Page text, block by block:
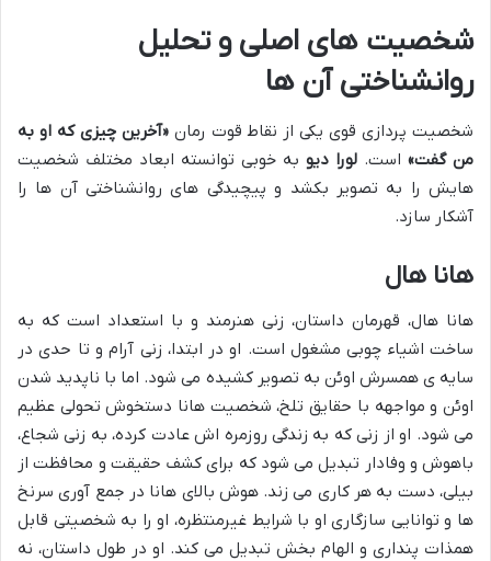
شخصیت های اصلی و تحلیل
روانشناختی آن ها
شخصیت پردازی قوی یکی از نقاط قوت رمان«آخرین چیزی که او به
من گفت» است. لورا دیو به خوبی توانسته ابعاد مختلف شخصیت
هایش را به تصویر بکشد و پیچیدگی های روانشناختی آن ها را
آشکار سازد.
هانا هال
هانا هال، قهرمان داستان، زنی هنرمند و با استعداد است که به
ساخت اشیاء چوبی مشغول است. او در ابتدا، زنی آرام و تا حدی در
سایه ی همسرش اوئن به تصویر کشیده می شود. اما با ناپدید شدن
اوئن و مواجهه با حقایق تلخ، شخصیت هانا دستخوش تحولی عظیم
می شود. او از زنی که به زندگی روزمره اش عادت کرده، به زنی شجاع،
باهوش و وفادار تبدیل می شود که برای کشف حقیقت و محافظت از
بیلی، دست به هر کاری می زند. هوش بالای هانا در جمع آوری سرنخ
ها و توانایی سازگاری او با شرایط غیرمنتظره، او را به شخصیتی قابل
همذات پنداری و الهام بخش تبدیل می کند. او در طول داستان، نه